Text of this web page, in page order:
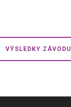
VÝSLEDKY ZÁVODU